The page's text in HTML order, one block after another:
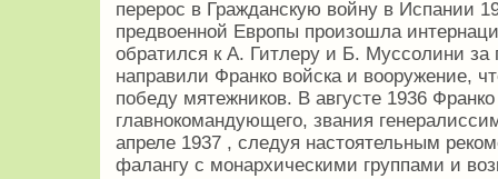
перерос в Гражданскую войну в Испании
предвоенной Европы произошла
обратился к А. Гитлеру и Б. Муссолини
направили Франко войска и вооружение,
победу мятежников. В августе 1936
главнокомандующего, звания
апреле 1937 , следуя настоятельным
фалангу с монархическими группами и